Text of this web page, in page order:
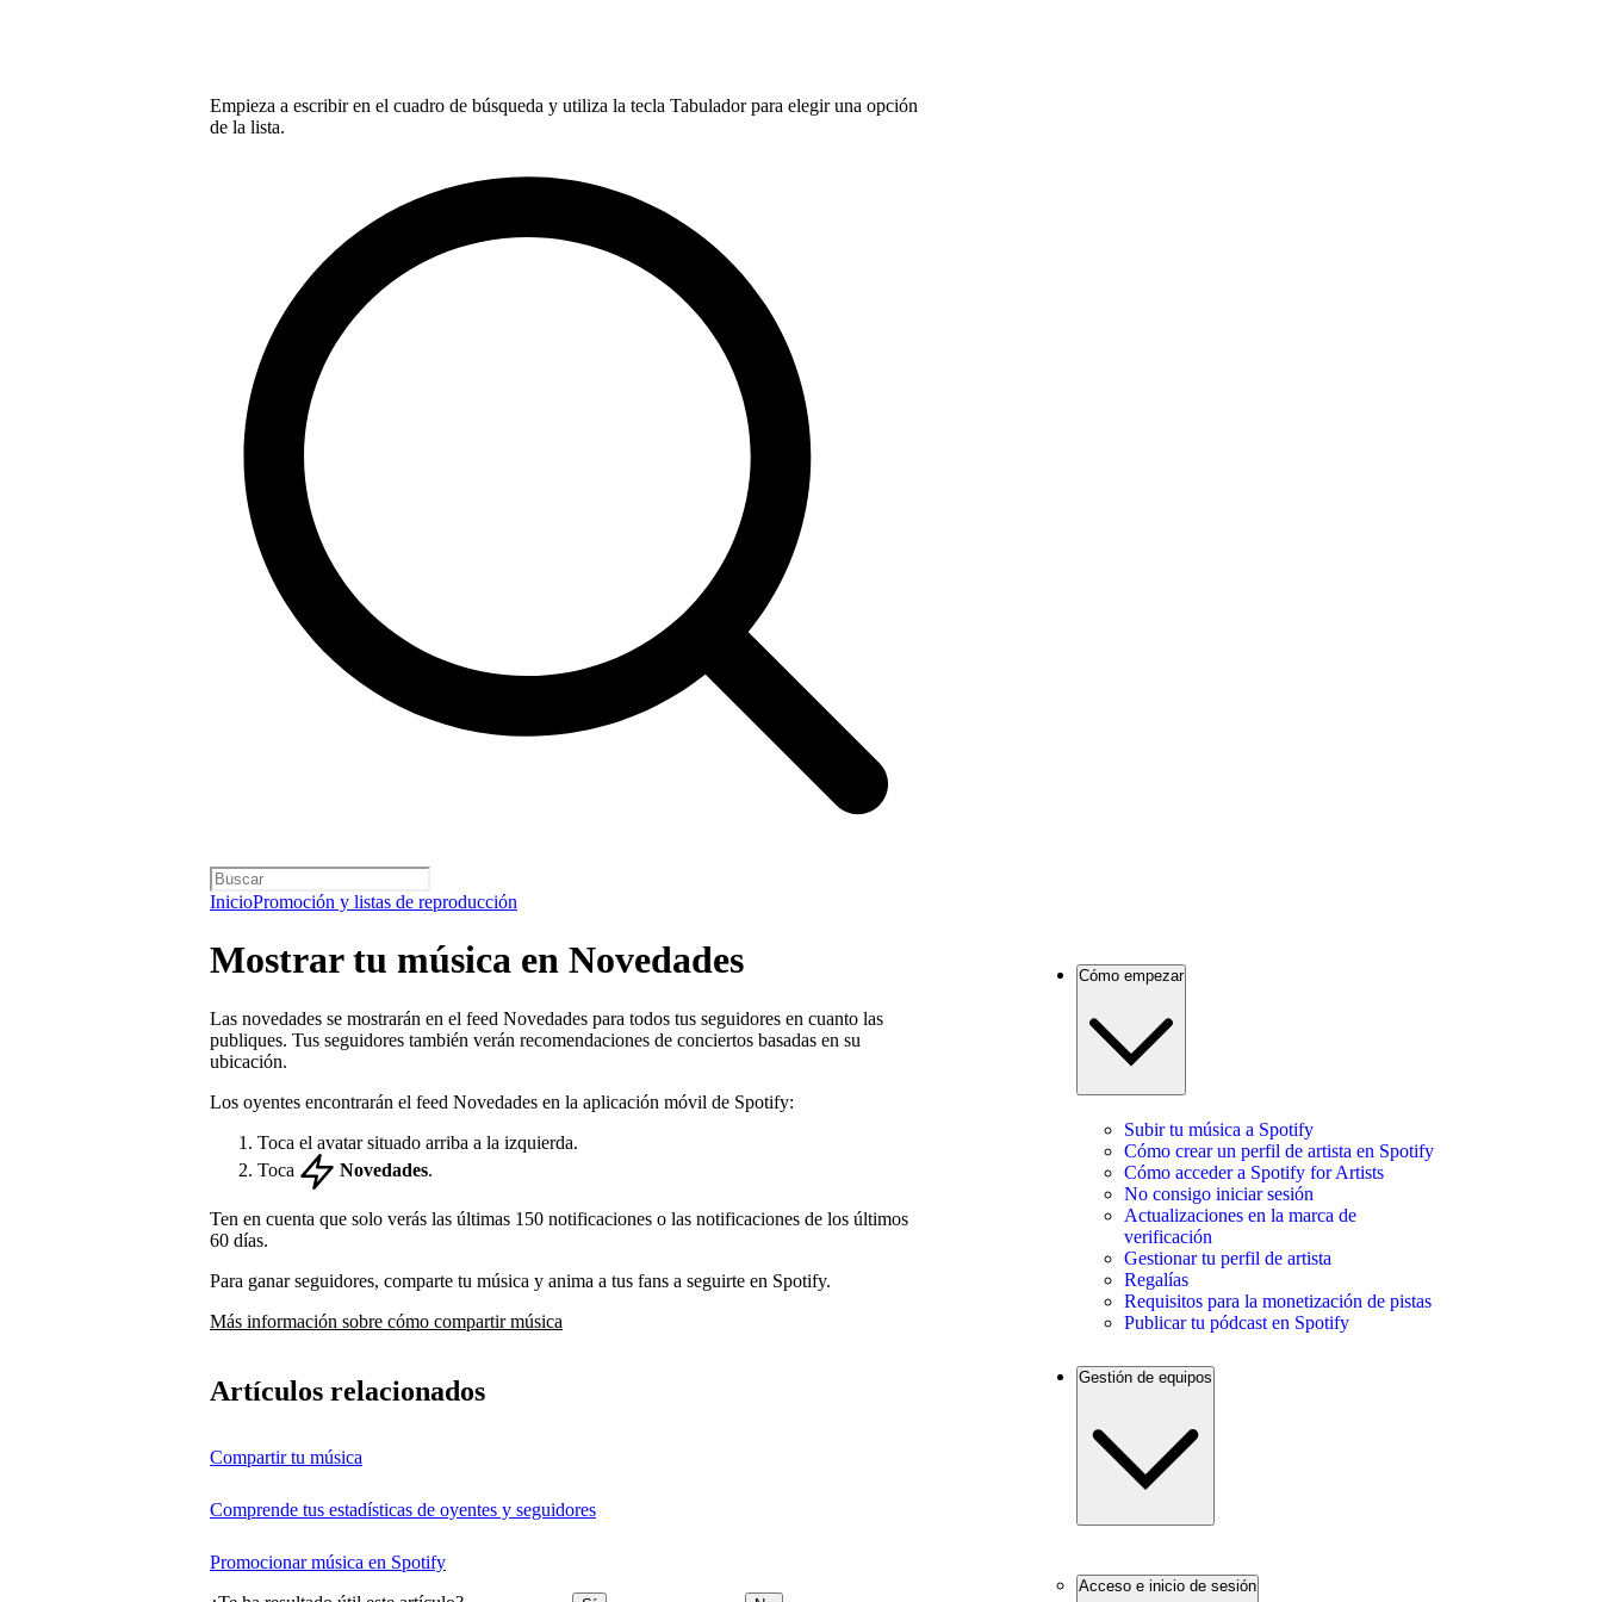
Empieza a escribir en el cuadro de búsqueda y utiliza la tecla Tabulador para elegir una opción
de la lista.
InicioPromoción y listas de reproducción
Mostrar tu música en Novedades
Las novedades se mostrarán en el feed Novedades para todos tus seguidores en cuanto las
publiques. Tus seguidores también verán recomendaciones de conciertos basadas en su
ubicación.
Los oyentes encontrarán el feed Novedades en la aplicación móvil de Spotify:
Toca el avatar situado arriba a la izquierda.
Toca
Novedades.
Ten en cuenta que solo verás las últimas 150 notificaciones o las notificaciones de los últimos
60 días.
Para ganar seguidores, comparte tu música y anima a tus fans a seguirte en Spotify.
Más información sobre cómo compartir música
Artículos relacionados
Compartir tu música
Comprende tus estadísticas de oyentes y seguidores
Promocionar música en Spotify
Cómo empezar
Subir tu música a Spotify
Cómo crear un perfil de artista en Spotify
Cómo acceder a Spotify for Artists
No consigo iniciar sesión
Actualizaciones en la marca de
verificación
Gestionar tu perfil de artista
Regalías
Requisitos para la monetización de pistas
Publicar tu pódcast en Spotify
Gestión de equipos
Acceso e inicio de sesión